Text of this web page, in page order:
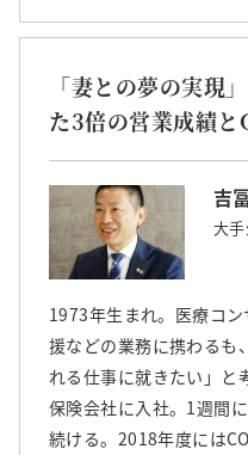
「妻との夢の実現
た3倍の営業成績
吉
大
1973年生まれ。医療コ
援などの業務に携わるも
れる仕事に就きたい」と
保険会社に入社。1週間
続ける。2018年度には